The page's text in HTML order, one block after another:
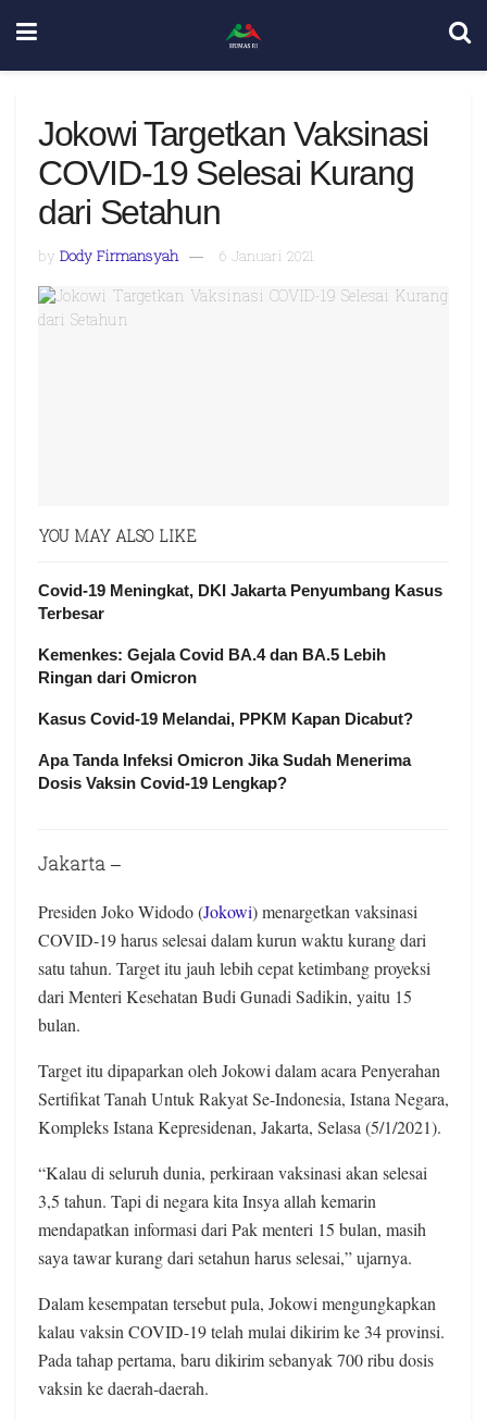
Jokowi Targetkan Vaksinasi
COVID-19 Selesai Kurang
dari Setahun
by Dody Firmansyah 6 Januari 2021
YOU MAY ALSO LIKE
Covid-19 Meningkat, DKI Jakarta Penyumbang Kasus
Terbesar
Kemenkes: Gejala Covid BA.4 dan BA.5 Lebih
Ringan dari Omicron
Kasus Covid-19 Melandai, PPKM Kapan Dicabut?
Apa Tanda Infeksi Omicron Jika Sudah Menerima
Dosis Vaksin Covid-19 Lengkap?
Jakarta –
Presiden Joko Widodo (Jokowi) menargetkan vaksinasi
COVID-19 harus selesai dalam kurun waktu kurang dari
satu tahun. Target itu jauh lebih cepat ketimbang proyeksi
dari Menteri Kesehatan Budi Gunadi Sadikin, yaitu 15
bulan.
Target itu dipaparkan oleh Jokowi dalam acara Penyerahan
Sertifikat Tanah Untuk Rakyat Se-Indonesia, Istana Negara,
Kompleks Istana Kepresidenan, Jakarta, Selasa (5/1/2021).
“Kalau di seluruh dunia, perkiraan vaksinasi akan selesai
3,5 tahun. Tapi di negara kita Insya allah kemarin
mendapatkan informasi dari Pak menteri 15 bulan, masih
saya tawar kurang dari setahun harus selesai,” ujarnya.
Dalam kesempatan tersebut pula, Jokowi mengungkapkan
kalau vaksin COVID-19 telah mulai dikirim ke 34 provinsi.
Pada tahap pertama, baru dikirim sebanyak 700 ribu dosis
vaksin ke daerah-daerah.